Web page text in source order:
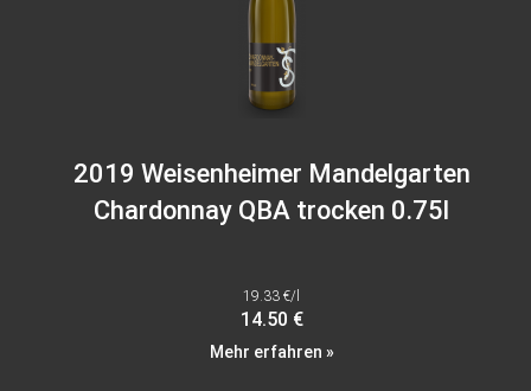
2019 Weisenheimer Mandelgarten
Chardonnay QBA trocken 0.75l
19.33 €/l
14.50 €
Mehr erfahren »